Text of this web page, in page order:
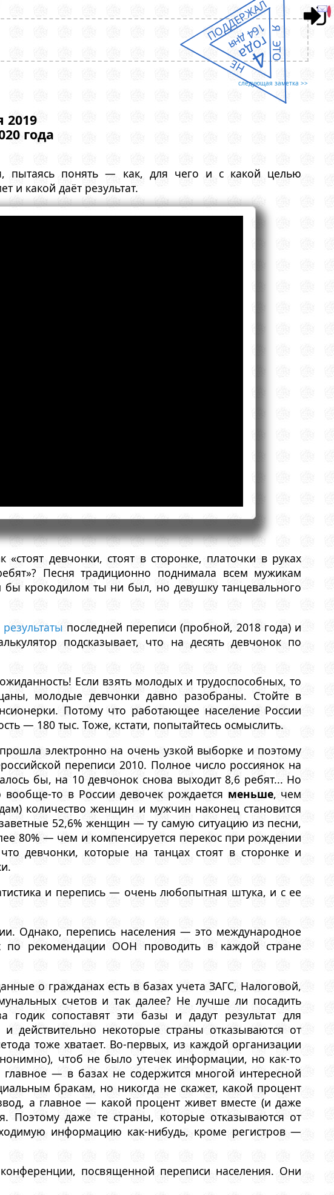
следующая заметка >>
2019
года
пытаясь понять — как, для чего и с какой целью
и какой даёт результат.
девчонки, стоят в сторонке, платочки в руках
Песня традиционно поднимала всем мужикам
бы крокодилом ты ни был, но девушку танцевального
результаты последней переписи (пробной, 2018 года) и
подсказывает, что на десять девчонок по
Если взять молодых и трудоспособных, то
молодые девчонки давно разобраны. Стойте в
Потому что работающее население России
— 180 тыс. Тоже, кстати, попытайтесь осмыслить.
электронно на очень узкой выборке и поэтому
переписи 2010. Полное число россиянок на
бы, на 10 девчонок снова выходит 8,6 ребят... Но
то в России девочек рождается меньше, чем
количество женщин и мужчин наконец становится
52,6% женщин — ту самую ситуацию из песни,
80% — чем и компенсируется перекос при рождении
девчонки, которые на танцах стоят в сторонке и
и перепись — очень любопытная штука, и с ее
Однако, перепись населения — это международное
по рекомендации ООН проводить в каждой стране
о гражданах есть в базах учета ЗАГС, Налоговой,
счетов и так далее? Не лучше ли посадить
сопоставят эти базы и дадут результат для
действительно некоторые страны отказываются от
тоже хватает. Во-первых, из каждой организации
чтоб не было утечек информации, но как-то
— в базах не содержится многой интересной
бракам, но никогда не скажет, какой процент
а главное — какой процент живет вместе (и даже
Поэтому даже те страны, которые отказываются от
информацию как-нибудь, кроме регистров —
посвященной переписи населения. Они
Я ЭТО
НЕ
ПОДДЕРЖАЛ
4
года
164 дня